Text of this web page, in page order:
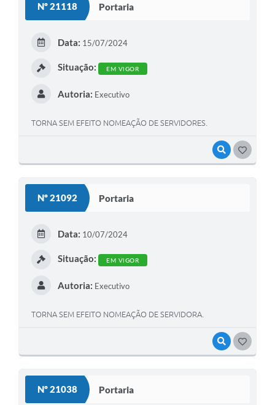
Nº 21118 Portaria
VISUALIZAR
Data: 15/07/2024
Situação: EM VIGOR
Autoria: Executivo
TORNA SEM EFEITO NOMEAÇÃO DE SERVIDORES.
Nº 21092 Portaria
VISUALIZAR
Data: 10/07/2024
Situação: EM VIGOR
Autoria: Executivo
TORNA SEM EFEITO NOMEAÇÃO DE SERVIDORA.
Nº 21038 Portaria